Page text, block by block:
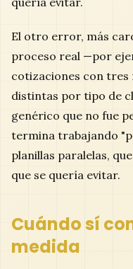
El otro error, más
proceso real —por
cotizaciones con tres
distintas por tipo de
genérico que no fue
termina trabajando
planillas paralelas,
que se quería evitar.
Cuándo sí
medida